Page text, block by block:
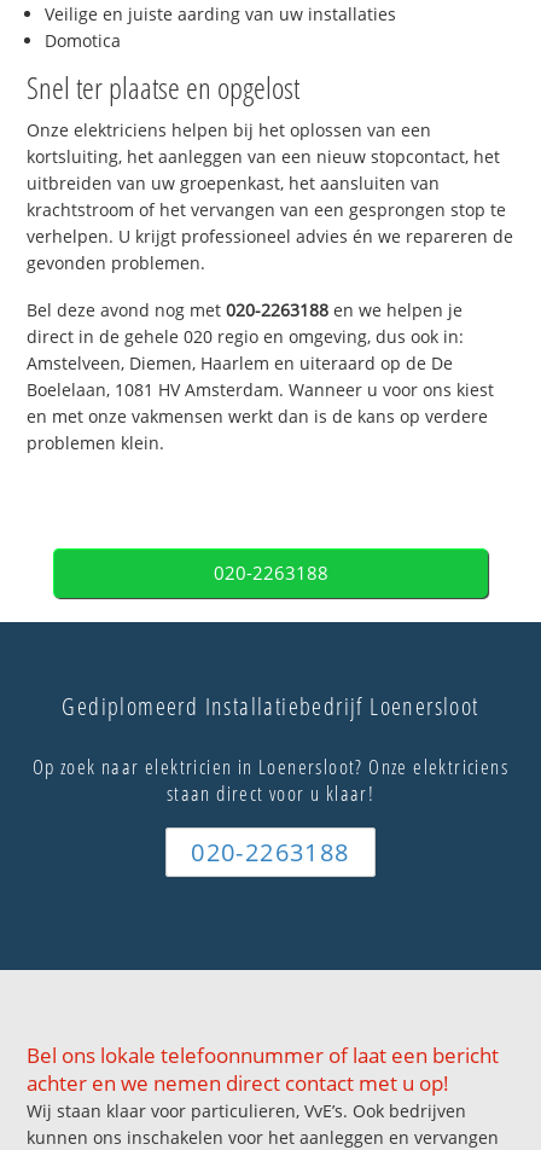
Veilige en juiste aarding van uw installaties
Domotica
Snel ter plaatse en opgelost
Onze elektriciens helpen bij het oplossen van een
kortsluiting, het aanleggen van een nieuw stopcontact, het
uitbreiden van uw groepenkast, het aansluiten van
krachtstroom of het vervangen van een gesprongen stop te
verhelpen. U krijgt professioneel advies én we repareren de
gevonden problemen.
Bel deze avond nog met020-2263188 en we helpen je
direct in de gehele 020 regio en omgeving, dus ook in:
Amstelveen, Diemen, Haarlem en uiteraard op de De
Boelelaan, 1081 HV Amsterdam. Wanneer u voor ons kiest
en met onze vakmensen werkt dan is de kans op verdere
problemen klein.
020-2263188
Gediplomeerd Installatiebedrijf Loenersloot
Op zoek naar elektricien in Loenersloot? Onze elektriciens
staan direct voor u klaar!
020-2263188
Bel ons lokale telefoonnummer of laat een bericht
achter en we nemen direct contact met u op!
Wij staan klaar voor particulieren, VvE’s. Ook bedrijven
kunnen ons inschakelen voor het aanleggen en vervangen